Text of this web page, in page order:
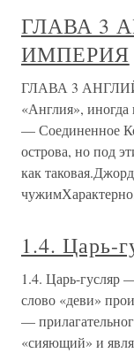
ГЛАВА 3
ИМПЕРИЯ
ГЛАВА 3
«Англия»,
— Соединенное
острова, но под
как
1.4. Царь-
1.4. Царь-гусляр
слово «деви»
—
«сияющий» и